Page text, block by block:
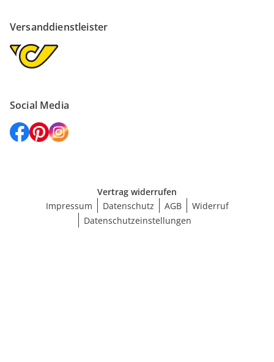
Versanddienstleister
Social Media
Vertrag widerrufen
Impressum
Datenschutz AGB
Widerruf
Datenschutzeinstellungen